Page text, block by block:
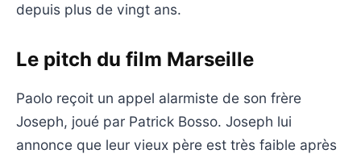
depuis plus de vingt ans.
Le pitch du film Marseille
Paolo reçoit un appel alarmiste de son frère
Joseph, joué par Patrick Bosso. Joseph lui
annonce que leur vieux père est très faible après